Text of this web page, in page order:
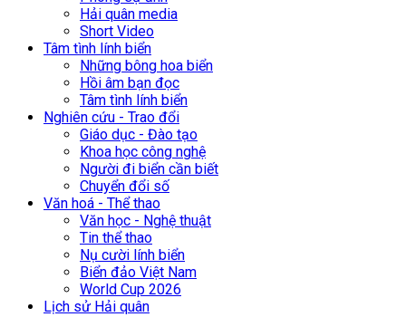
Hải quân media
Short Video
Tâm tình lính biển
Những bông hoa biển
Hồi âm bạn đọc
Tâm tình lính biển
Nghiên cứu - Trao đổi
Giáo dục - Đào tạo
Khoa học công nghệ
Người đi biển cần biết
Chuyển đổi số
Văn hoá - Thể thao
Văn học - Nghệ thuật
Tin thể thao
Nụ cười lính biển
Biển đảo Việt Nam
World Cup 2026
Lịch sử Hải quân